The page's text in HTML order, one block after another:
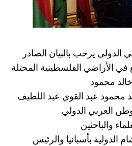
الدولي يرحب بالبيان الصادر
محمود
محمود عبد القوي عبد اللطيف
العربي الدولي
والباحثين
الدولية بأسبانيا والرئيس